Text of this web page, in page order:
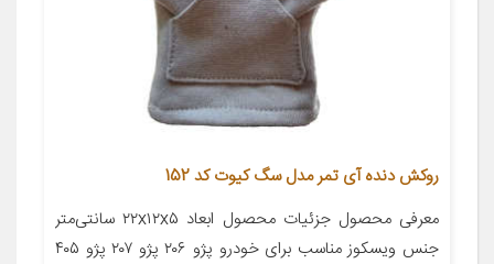
روکش دنده آی تمر مدل سگ کیوت کد 152
معرفی محصول جزئیات محصول ابعاد ۲۲x۱۲x۵ سانتی‌متر
جنس ویسکوز مناسب برای خودرو پژو ۲۰۶ پژو ۲۰۷ پژو ۴۰۵